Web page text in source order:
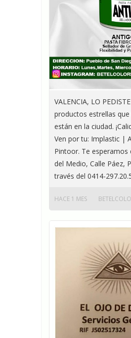
VALENCIA, LO
productos estrellas
están en la ciudad.
Ven por tu: Implastic |
Pintoor. Te esperamos
del Medio, Calle Páez,
través del 0414-
HACE 1 MES